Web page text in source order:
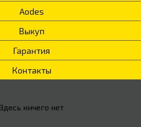
Aodes
Выкуп
Гарантия
Контакты
Здесь ничего нет